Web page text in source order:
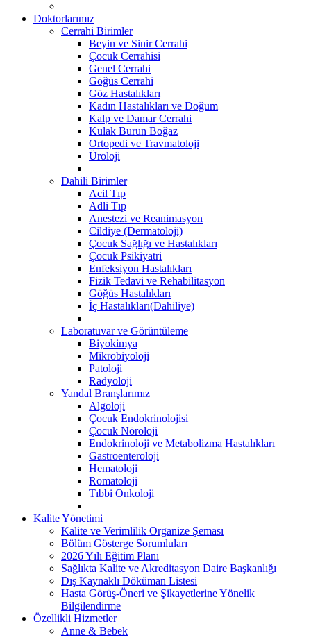
Doktorlarımız
Cerrahi Birimler
Beyin ve Sinir Cerrahi
Çocuk Cerrahisi
Genel Cerrahi
Göğüs Cerrahi
Göz Hastalıkları
Kadın Hastalıkları ve Doğum
Kalp ve Damar Cerrahi
Kulak Burun Boğaz
Ortopedi ve Travmatoloji
Üroloji
Dahili Birimler
Acil Tıp
Adli Tıp
Anestezi ve Reanimasyon
Cildiye (Dermatoloji)
Çocuk Sağlığı ve Hastalıkları
Çocuk Psikiyatri
Enfeksiyon Hastalıkları
Fizik Tedavi ve Rehabilitasyon
Göğüs Hastalıkları
İç Hastalıkları(Dahiliye)
Laboratuvar ve Görüntüleme
Biyokimya
Mikrobiyoloji
Patoloji
Radyoloji
Yandal Branşlarımız
Algoloji
Çocuk Endokrinolojisi
Çocuk Nöroloji
Endokrinoloji ve Metabolizma Hastalıkları
Gastroenteroloji
Hematoloji
Romatoloji
Tıbbi Onkoloji
Kalite Yönetimi
Kalite ve Verimlilik Organize Şeması
Bölüm Gösterge Sorumluları
2026 Yılı Eğitim Planı
Sağlıkta Kalite ve Akreditasyon Daire Başkanlığı
Dış Kaynaklı Döküman Listesi
Hasta Görüş-Öneri ve Şikayetlerine Yönelik
Bilgilendirme
Özellikli Hizmetler
Anne & Bebek